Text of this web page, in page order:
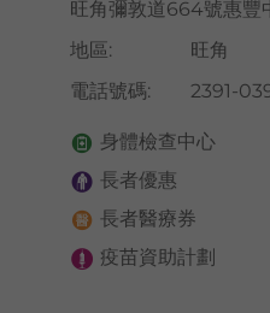
聯絡我們
搜尋醫療服務
登記 / 登入
立即預約
語言
卓健eShop
旺角彌敦道664號惠豐
地區:
旺角
電話號碼: 2391-
身體檢查中心
長者優惠
長者醫療券
疫苗資助計劃